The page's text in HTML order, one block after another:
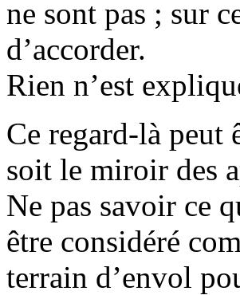
ne sont pas ; sur
d’accorder.
Rien n’est
Ce regard-là peut
soit le miroir des
Ne pas savoir ce
être considéré
terrain d’envol